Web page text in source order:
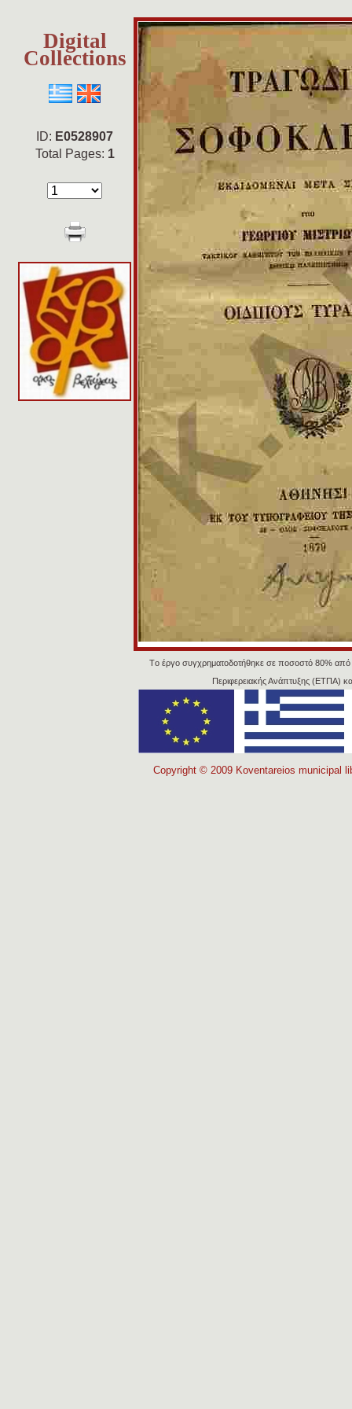
Digital
Collections
ID: E0528907
Total Pages: 1
Tο έργο συγχρηματοδοτήθηκε σε ποσοστό 80%
Περιφερειακής Ανάπτυξης (ΕΤΠΑ)
Copyright © 2009 Koventareios municipal